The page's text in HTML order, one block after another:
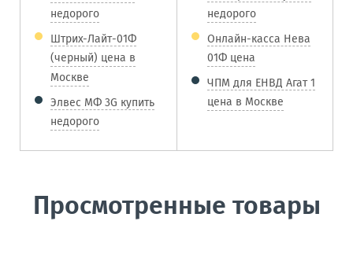
недорого
Штрих-Лайт-01Ф
(черный) цена в
Москве
Элвес МФ 3G купить
недорого
недорого
Онлайн-касса Нева
01Ф цена
ЧПМ для ЕНВД Агат 1
цена в Москве
Просмотренные товары